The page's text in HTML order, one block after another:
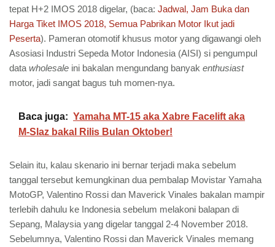
tepat H+2 IMOS 2018 digelar, (baca: Jadwal, Jam Buka dan
Harga Tiket IMOS 2018, Semua Pabrikan Motor Ikut jadi
Peserta). Pameran otomotif khusus motor yang digawangi oleh
Asosiasi Industri Sepeda Motor Indonesia (AISI) si pengumpul
data wholesale ini bakalan mengundang banyak enthusiast
motor, jadi sangat bagus tuh momen-nya.
Baca juga: Yamaha MT-15 aka Xabre Facelift aka
M-Slaz bakal Rilis Bulan Oktober!
Selain itu, kalau skenario ini bernar terjadi maka sebelum
tanggal tersebut kemungkinan dua pembalap Movistar Yamaha
MotoGP, Valentino Rossi dan Maverick Vinales bakalan mampir
terlebih dahulu ke Indonesia sebelum melakoni balapan di
Sepang, Malaysia yang digelar tanggal 2-4 November 2018.
Sebelumnya, Valentino Rossi dan Maverick Vinales memang